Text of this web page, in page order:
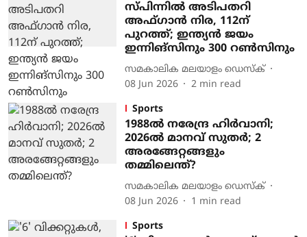
സ്പിന്നില്‍ അടിപതറി
അഫ്ഗാന്‍ നിര, 112ന്
പുറത്ത്; ഇന്ത്യന്‍ ജയം
ഇന്നിങ്‌സിനും 300 റണ്‍സിനും
സമകാലിക മലയാളം ഡെസ്ക്
08 Jun 2026
2 min read
Sports
1988ല്‍ നരേന്ദ്ര ഹിര്‍വാനി;
2026ല്‍ മാനവ് സുതര്‍; 2
അരങ്ങേറ്റങ്ങളും
തമ്മിലെന്ത്?
സമകാലിക മലയാളം ഡെസ്ക്
08 Jun 2026
1 min read
Sports